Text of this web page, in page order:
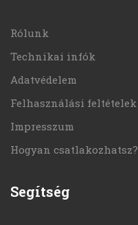
Rólunk
Technikai infók
Adatvédelem
Felhasználási feltételek
Impresszum
Hogyan csatlakozhatsz?
Segítség